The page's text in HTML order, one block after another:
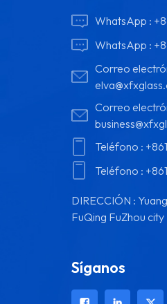
WhatsApp :
WhatsApp :
Correo
Correo
Teléfono :
Teléfono :
DIRECCIÓN :
FuQing FuZhou city
Síganos